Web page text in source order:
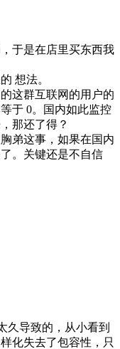
于是在店里买东西我
想法。
这群互联网的用户的
于 0。国内如此监控
那还了得？
弟这事，如果在国内
。关键还是不自信
久导致的，从小看到
化失去了包容性，只